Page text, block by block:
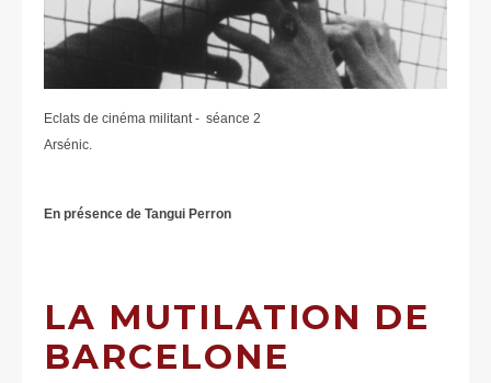
Eclats de cinéma militant - séance 2
Arsénic.
En présence de Tangui Perron
LA MUTILATION DE
BARCELONE